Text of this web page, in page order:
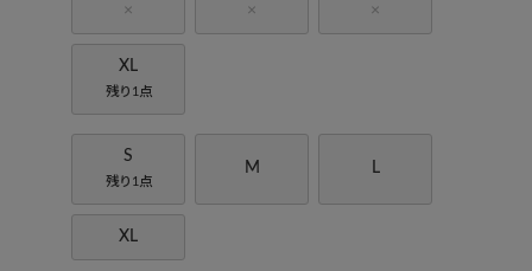
×
×
×
XL
残り1点
S
残り1点
M L
XL